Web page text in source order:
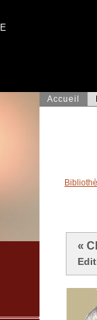
Accueil
«